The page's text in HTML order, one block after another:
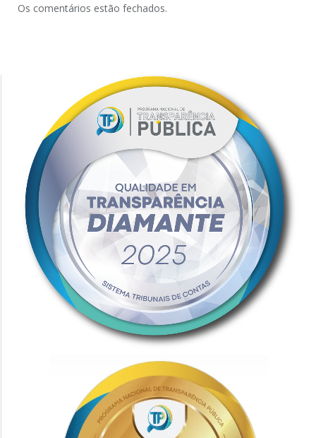
Os comentários estão fechados.